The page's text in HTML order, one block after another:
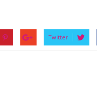
Twitter